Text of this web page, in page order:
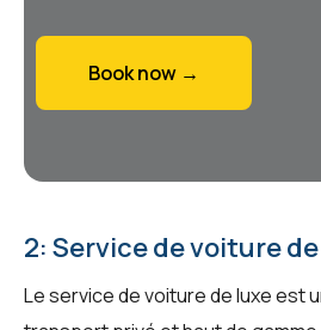
Book now →
2: Service de voiture
Le service de voiture de luxe est